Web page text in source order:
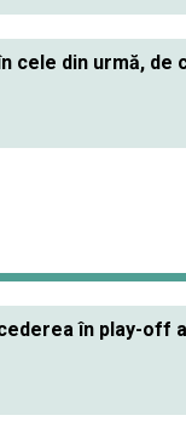
cele din urmă,
în play-off